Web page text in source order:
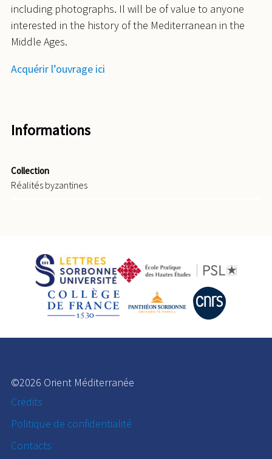
including photographs. Il will be of value to anyone
interested in the history of the Mediterranean in the
Middle Ages.
Acquérir l’ouvrage ici
Informations
Collection
Réalités byzantines
©2026 Orient Méditerranée
Crédits
Politique de confidentialité
Contacts